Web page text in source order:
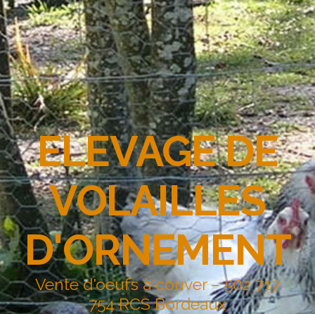
ELEVAGE DE
VOLAILLES
D'ORNEMENT
Vente d'oeufs à couver – 502 717
754 RCS Bordeaux